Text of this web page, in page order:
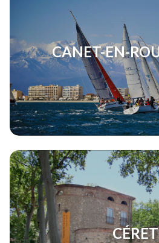
CANET-EN-
CÉRET